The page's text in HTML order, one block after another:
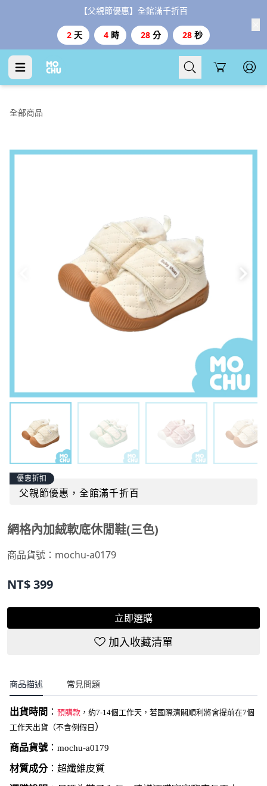
【父親節優惠】全館滿千折百
2 天 4 時 28 分 27 秒
Cart
全部商品
優惠折扣
父親節優惠，全館滿千折百
網格內加絨軟底休閒鞋(三色)
商品貨號： mochu-a0179
NT$399
立即選購
加入收藏清單
商品描述 常見問題
出貨時間 ： 預購款 ，約7-14個工作天，若國際清關順利將會提前在7個
工作天出貨（不含例假日 ）
商品貨號： mochu-a0179
材質成分：超纖維皮質